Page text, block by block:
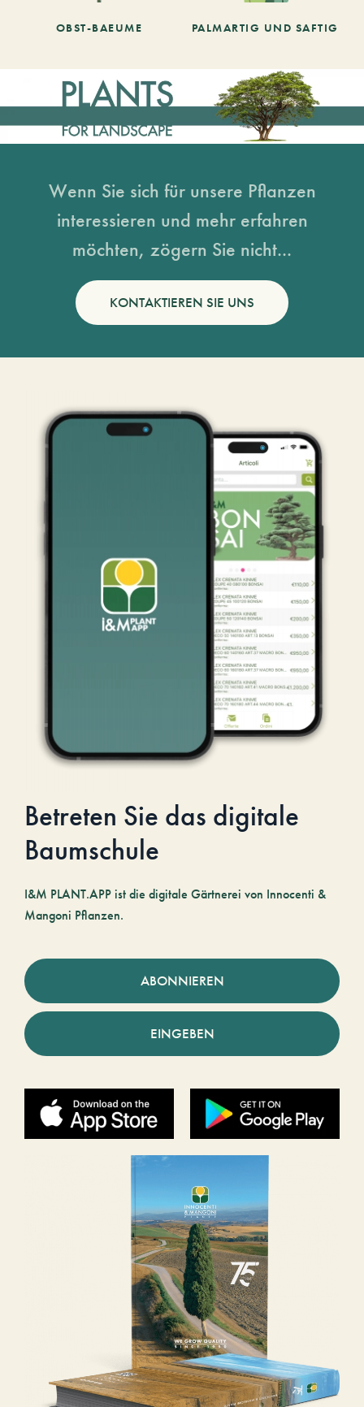
OBST-BAEUME PALMARTIG UND SAFTIG
Wenn Sie sich für unsere Pflanzen
interessieren und mehr erfahren
möchten, zögern Sie nicht...
KONTAKTIEREN SIE UNS
Betreten Sie das digitale
Baumschule
I&M PLANT.APP ist die digitale Gärtnerei von Innocenti &
Mangoni Pflanzen.
ABONNIEREN
EINGEBEN